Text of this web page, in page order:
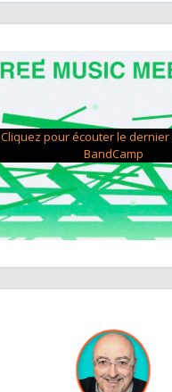
Cliquez pour écouter le
BandCamp